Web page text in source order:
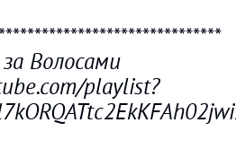
Волосами
playlist?